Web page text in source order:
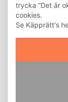
trycka ”Det är
cookies.
Se Käpprätt's